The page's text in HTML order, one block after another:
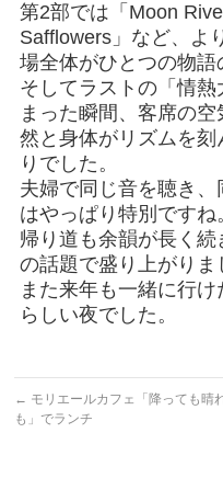
第2部では「Moon
Safflowers」など、よ
場全体がひとつの物語
そしてラストの「情
まった瞬間、客席の
然と身体がリズムを
りでした。
夫婦で同じ音を聴き
はやっぱり特別ですね
帰り道も余韻が長く
の話題で盛り上がりま
また来年も一緒に行
らしい夜でした。
← モリエールカフェ「降っても晴
も」でランチ